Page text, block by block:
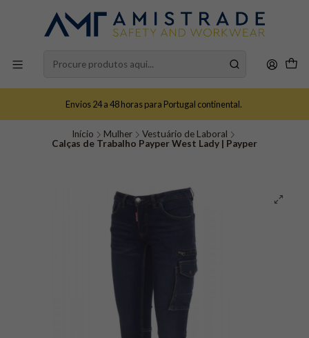
Envios 24 a 48 horas para Portugal continental.
Início Mulher
Vestuário de Laboral
Calças de Trabalho Payper West Lady | Payper